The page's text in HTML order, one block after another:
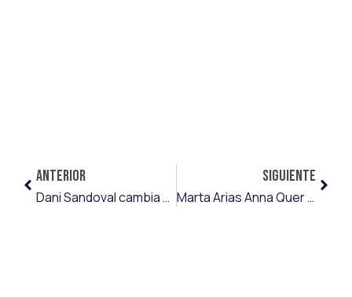
ANTERIOR
Dani Sandoval cambia el Wyeczysta Kraków por el GKS Tychy
SIGUIENTE
Marta Arias Anna Quer y Noelia Fernández, top-3 de la jornada 13 de Primera RFEF